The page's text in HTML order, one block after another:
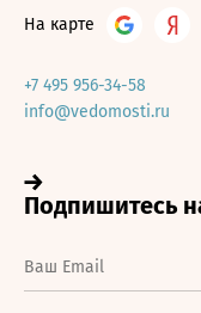
На карте
+7 495 956-34-58
info@vedomosti.ru